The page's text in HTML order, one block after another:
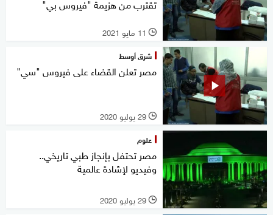
l 11 مايو 2021
شرق أوسط
مصر تعلن القضاء على فيروس "سي"
l 29 يوليو 2020
علوم
مصر تحتفل بإنجاز طبي تاريخي..
وفيديو لإشادة عالمية
l 29 يوليو 2020